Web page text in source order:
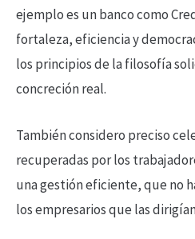
ejemplo es un banco como
fortaleza, eficiencia y
los principios de la filosofía
concreción real.
También considero preciso
recuperadas por los
una gestión eficiente, que no
los empresarios que las